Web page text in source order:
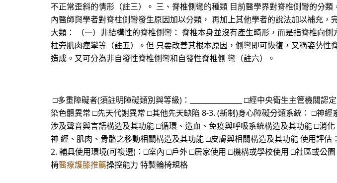
不正常歪斜的情形（註三）。 三、脊椎側彎的種類 目前醫學界對脊椎側彎的分
內醫師與學者對脊柱側彎發生原因加以分類， 再加上其他學者的說法加以補充
大類： （一）非結構性的脊椎側彎： 脊椎本身並沒有產生畸形，而是指脊椎向
柱旁肌肉痙孿等（註五）。但 只要改善其根本原因，側彎即可恢復，又稱姿勢
造成。又可分為非自發性脊椎側彎和自發性脊椎側 彎（註六）。
□多重障礙者(須註明障礙類別與等級)：_______________ □經中央衛生主管機關
染色體異常 □先天代謝異常 □其他先天缺陷 8-3. (新制)身心障礙分類系統： □神
涉及聲音與言語構造及其功能 □循環、造血、免疫與呼吸系統構造及其功能 □消
神 經、肌肉、骨骼之移動相關構造及其功能 □皮膚與相關構造及其功能 使用評
2. 輔具使用環境(可複選)：□室內 □戶外 □居家使用 □機構或學校使用 □社區或公
椅醫療護膝推薦操控能力 特製輪椅規格